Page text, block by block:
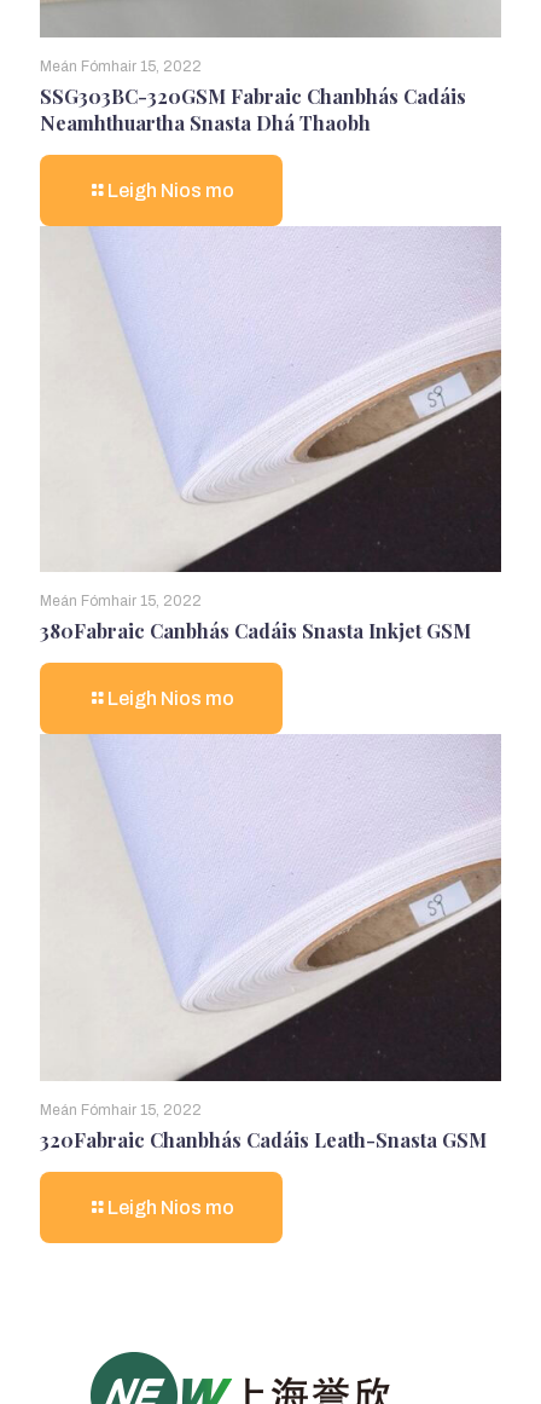
Meán Fómhair 15, 2022
SSG303BC-320GSM Fabraic Chanbhás Cadáis
Neamhthuartha Snasta Dhá Thaobh
Leigh Nios mo
Meán Fómhair 15, 2022
380Fabraic Canbhás Cadáis Snasta Inkjet GSM
Leigh Nios mo
Meán Fómhair 15, 2022
320Fabraic Chanbhás Cadáis Leath-Snasta GSM
Leigh Nios mo